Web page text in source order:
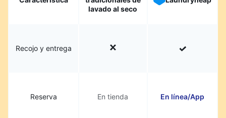
lavado al seco
Recojo y entrega
Reserva En tienda En línea/App